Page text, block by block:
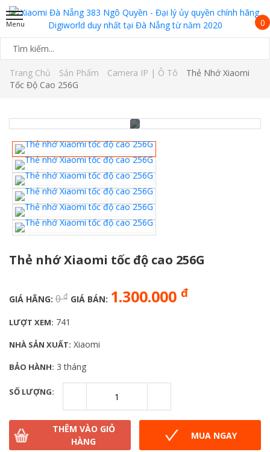
0
Trang Chủ Sản Phẩm Camera IP | Ô Tô
Thẻ Nhớ Xiaomi
Tốc Độ Cao 256G
Thẻ nhớ Xiaomi tốc độ cao 256G
GIÁ HÃNG: 0đ GIÁ BÁN: 1.300.000 đ
LƯỢT XEM: 741
NHÀ SẢN XUẤT: Xiaomi
BẢO HÀNH: 3 tháng
SỐ LƯỢNG:
THÊM VÀO GIỎ
HÀNG
MUA NGAY